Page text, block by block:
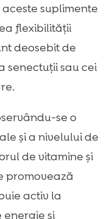
suplimente
flexibilității
deosebit de
senectuții sau cei
se o
și a nivelului de
de vitamine și
promovează
activ la
energie și